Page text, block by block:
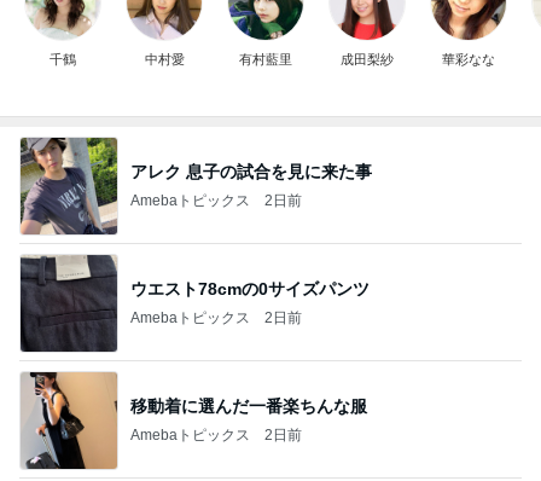
千鶴 中村愛 有村藍里 成田梨紗 華彩なな
アレク 息子の試合を見に来た事
Amebaトピックス 2日前
ウエスト78cmの0サイズパンツ
Amebaトピックス 2日前
移動着に選んだ一番楽ちんな服
Amebaトピックス 2日前